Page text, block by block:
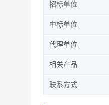
招标单位
中标单位
代理单位
相关产品
联系方式